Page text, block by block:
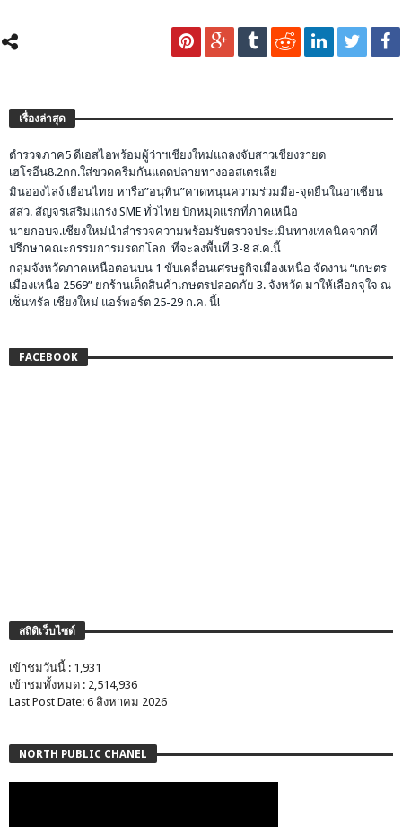
เรื่องล่าสุด
ตำรวจภาค5 ดีเอสไอพร้อมผู้ว่าฯเชียงใหม่แถลงจับสาวเชียงรายด
เฮโรอีน8.2กก.ใส่ขวดครีมกันแดดปลายทางออสเตรเลีย
มินอองไลง์ เยือนไทย หารือ”อนุทิน”คาดหนุนความร่วมมือ-จุดยืนในอาเซียน
สสว. สัญจรเสริมแกร่ง SME ทั่วไทย ปักหมุดแรกที่ภาคเหนือ
นายกอบจ.เชียงใหม่นำสำรวจความพร้อมรับตรวจประเมินทางเทคนิคจากที่
ปรึกษาคณะกรรมการมรดกโลก ที่จะลงพื้นที่ 3-8 ส.ค.นี้
กลุ่มจังหวัดภาคเหนือตอนบน 1 ขับเคลื่อนเศรษฐกิจเมืองเหนือ จัดงาน “เกษตร
เมืองเหนือ 2569” ยกร้านเด็ดสินค้าเกษตรปลอดภัย 3. จังหวัด มาให้เลือกจุใจ ณ
เซ็นทรัล เชียงใหม่ แอร์พอร์ต 25-29 ก.ค. นี้!
FACEBOOK
สถิติเว็บไซต์
เข้าชมวันนี้ : 1,931
เข้าชมทั้งหมด : 2,514,936
Last Post Date: 6 สิงหาคม 2026
NORTH PUBLIC CHANEL